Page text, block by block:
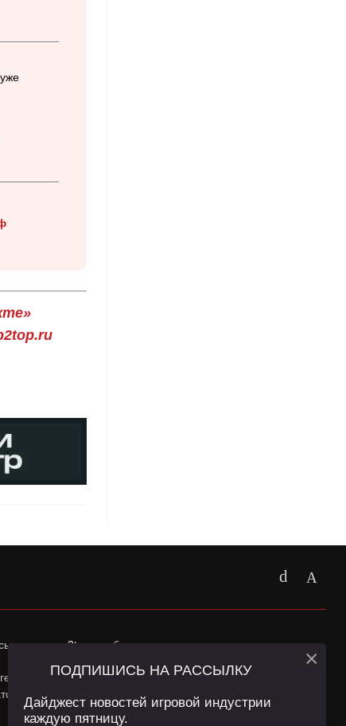
наapp2top.ruобязательна.
Пользователей сайта и сервис «Яндекс
вПолитике конфиденциальностии
ПОДПИШИСЬ НА РАССЫЛКУ
Дайджест новостей игровой индустрии
каждую пятницу.
×